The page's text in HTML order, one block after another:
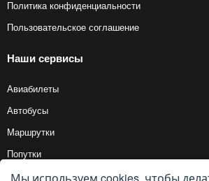
Политика конфиденциальности
Пользовательское соглашение
Наши сервисы
Авиабилеты
Автобусы
Маршрутки
Попутки